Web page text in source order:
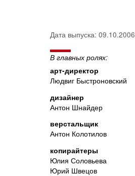
Дата выпуска: 09.10.2006
В главных ролях:
арт-директор
Людвиг Быстроновский
дизайнер
Антон Шнайдер
верстальщик
Антон Колотилов
копирайтеры
Юлия Соловьева
Юрий Швецов